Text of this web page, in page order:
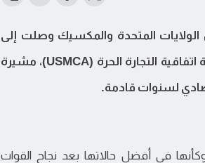
الولايات المتحدة والمكسيك وصلت إلى
نقطة انهيار حرجة، في وقت بدأت فيه المفاوضات الرسمية لمراجعة اتفاقية التجارة الحرة (USMCA)، مشيرة
لسنوات قادمة.
في أفضل حالاتها بعد نجاح القوات